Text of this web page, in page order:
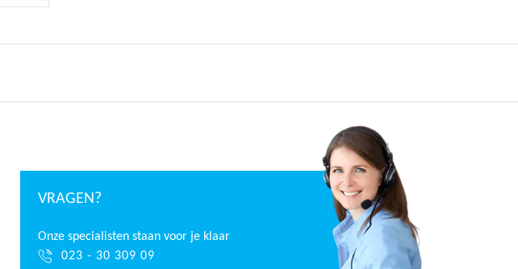
VRAGEN?
Onze specialisten staan voor je klaar
023 - 30 309 09